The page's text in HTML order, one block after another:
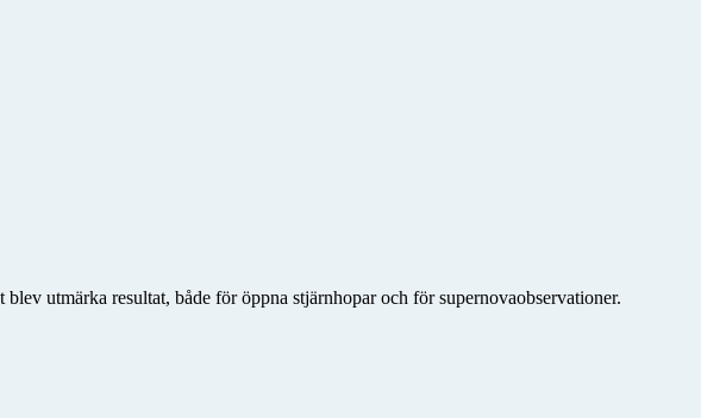
utmärka resultat, både för öppna stjärnhopar och för supernovaobservationer.